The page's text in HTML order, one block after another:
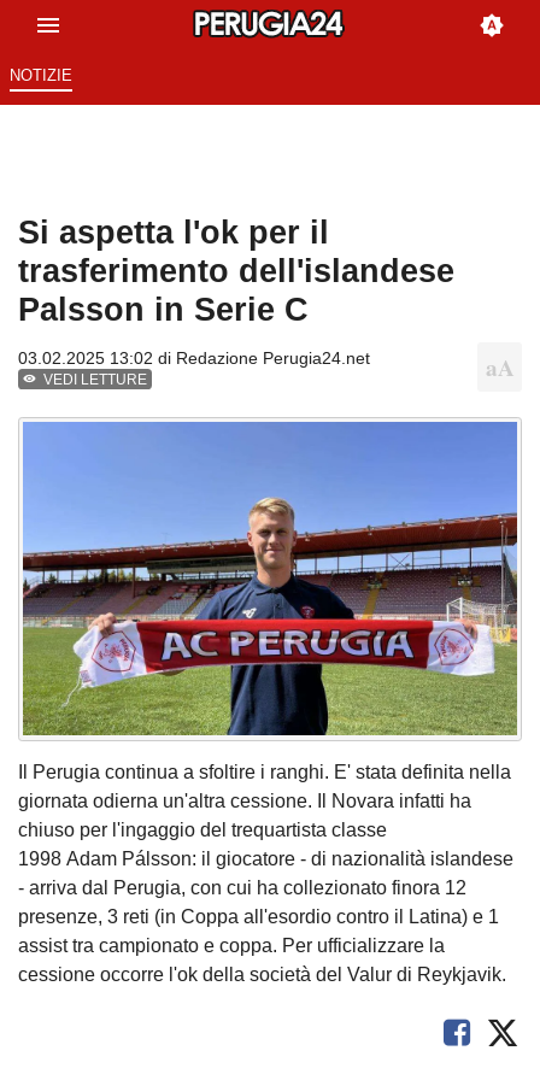
NOTIZIE
Si aspetta l'ok per il
trasferimento dell'islandese
Palsson in Serie C
03.02.2025 13:02 di Redazione Perugia24.net
VEDI LETTURE
Il Perugia continua a sfoltire i ranghi. E' stata definita nella
giornata odierna un'altra cessione. Il Novara infatti ha
chiuso per l'ingaggio del trequartista classe
1998 Adam Pálsson: il giocatore - di nazionalità islandese
- arriva dal Perugia, con cui ha collezionato finora 12
presenze, 3 reti (in Coppa all'esordio contro il Latina) e 1
assist tra campionato e coppa. Per ufficializzare la
cessione occorre l'ok della società del Valur di Reykjavik.